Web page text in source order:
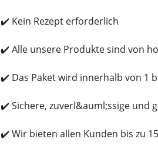
✔️ Kein Rezept erforderlich
✔️ Alle unsere Produkte sind von
✔️ Das Paket wird innerhalb von 1
✔️ Sichere, zuverl&auml;ssige und
✔️ Wir bieten allen Kunden bis zu